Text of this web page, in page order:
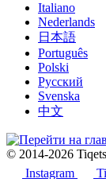
Italiano
Nederlands
日本語
Português
Polski
Русский
Svenska
中文
© 2014-2026 Tiqets
Instagram